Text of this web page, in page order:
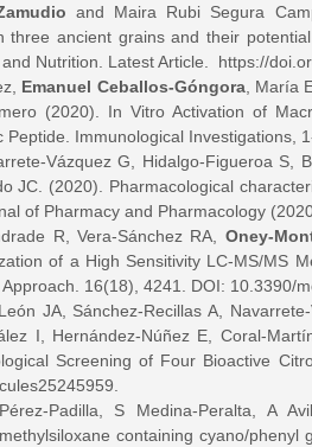
and Maira Rubi Segura
three ancient grains and their
Nutrition. Latest Article. https://
Emanuel Ceballos-Góngora, María
(2020). In Vitro Activation of
Peptide. Immunological Investigations,
Vázquez G, Hidalgo-Figueroa S,
JC. (2020). Pharmacological
of Pharmacy and Pharmacology
R, Vera-Sánchez RA, Oney-
of a High Sensitivity LC-MS/MS
16(18), 4241. DOI: 10.3390/
JA, Sánchez-Recillas A,
I, Hernández-Núñez E, Coral-
Screening of Four Bioactive
Padilla, S Medina-Peralta, A
containing cyano/